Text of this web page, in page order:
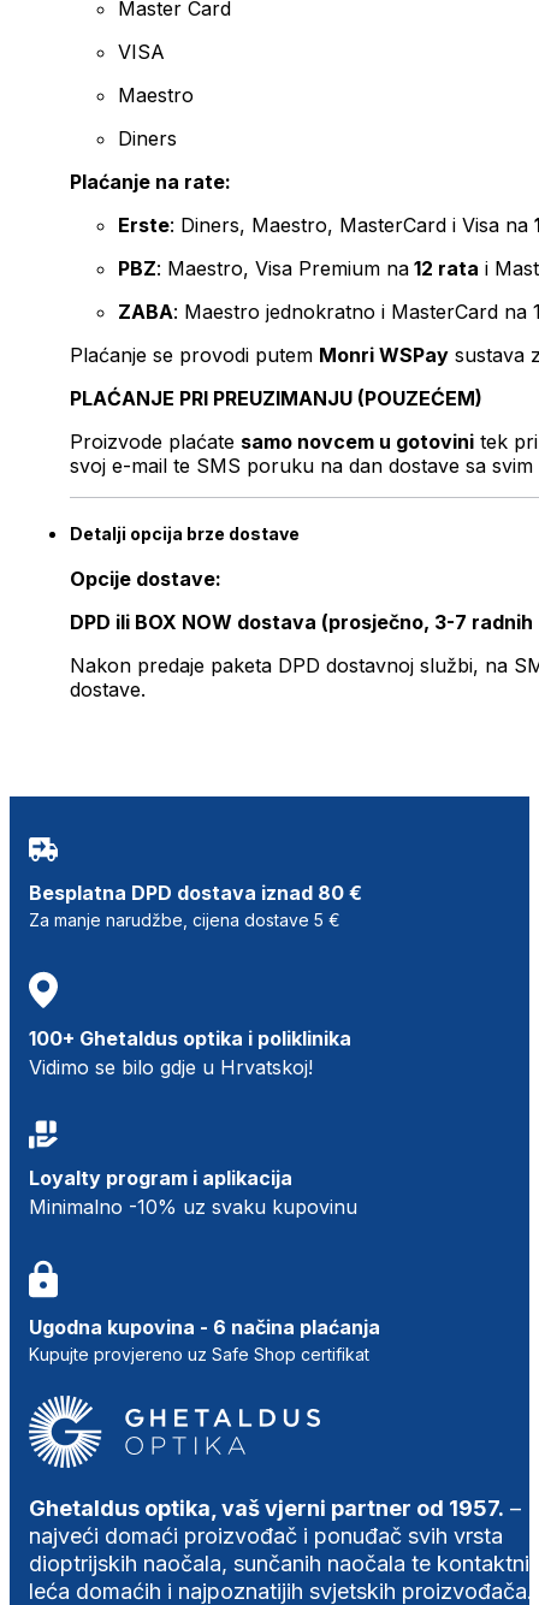
Master Card
VISA
Maestro
Diners
Plaćanje na rate:
Erste: Diners, Maestro, MasterCard i Visa na
PBZ: Maestro, Visa Premium na 12 rata i
ZABA: Maestro jednokratno i MasterCard na
Plaćanje se provodi putem Monri WSPay sustava
PLAĆANJE PRI PREUZIMANJU (POUZEĆEM)
Proizvode plaćate samo novcem u gotovini tek
svoj e-mail te SMS poruku na dan dostave sa svim
Detalji opcija brze dostave
Opcije dostave:
DPD ili BOX NOW dostava (prosječno, 3-7 radnih
Nakon predaje paketa DPD dostavnoj službi, na
dostave.
Besplatna DPD dostava iznad 80 €
Za manje narudžbe, cijena dostave 5 €
100+ Ghetaldus optika i poliklinika
Vidimo se bilo gdje u Hrvatskoj!
Loyalty program i aplikacija
Minimalno -10% uz svaku kupovinu
Ugodna kupovina - 6 načina plaćanja
Kupujte provjereno uz Safe Shop certifikat
Ghetaldus optika, vaš vjerni partner od 1957. –
najveći domaći proizvođač i ponuđač svih vrsta
dioptrijskih naočala, sunčanih naočala te
leća domaćih i najpoznatijih svjetskih proizvođača.